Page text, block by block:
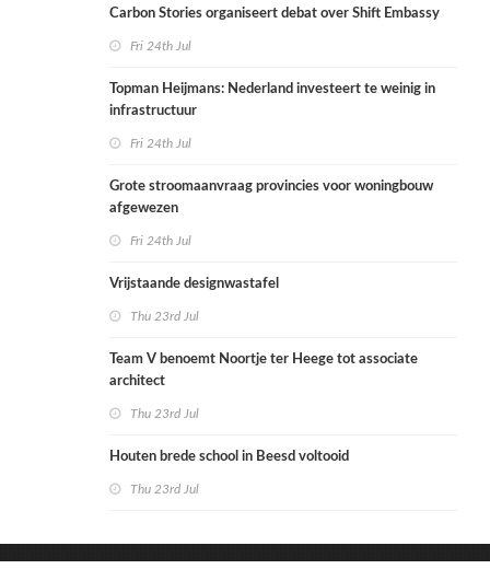
Carbon Stories organiseert debat over Shift Embassy
Fri 24th Jul
Topman Heijmans: Nederland investeert te weinig in
infrastructuur
Fri 24th Jul
Grote stroomaanvraag provincies voor woningbouw
afgewezen
Fri 24th Jul
Vrijstaande designwastafel
Thu 23rd Jul
Team V benoemt Noortje ter Heege tot associate
architect
Thu 23rd Jul
Houten brede school in Beesd voltooid
Thu 23rd Jul